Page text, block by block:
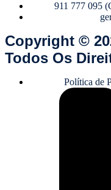
911 777 095
Copyright ©
Todos Os
Política de